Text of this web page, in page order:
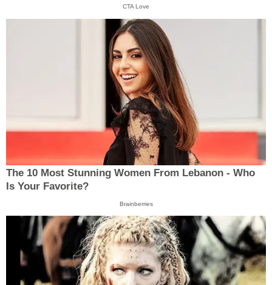
CTA Love
The 10 Most Stunning Women From Lebanon - Who
Is Your Favorite?
Brainberries